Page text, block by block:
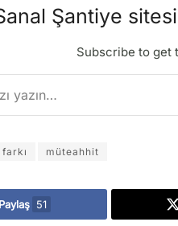
Şantiye
Subscribe to get
müteahhit
Paylaş 51